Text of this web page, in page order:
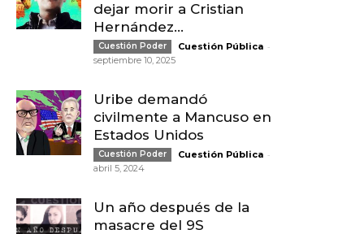
dejar morir a Cristian
Hernández...
Cuestión Poder Cuestión Pública -
septiembre 10, 2025
Uribe demandó
civilmente a Mancuso en
Estados Unidos
Cuestión Poder Cuestión Pública -
abril 5, 2024
Un año después de la
masacre del 9S